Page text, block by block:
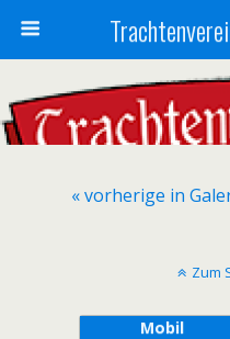
« vorherige in
Zum
Mobil